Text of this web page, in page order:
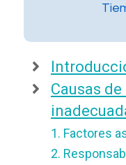
Causas
1. Factores
2.